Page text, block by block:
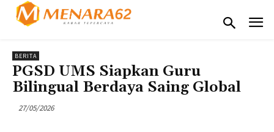
BERITA
PGSD UMS Siapkan Guru
Bilingual Berdaya Saing Global
27/05/2026